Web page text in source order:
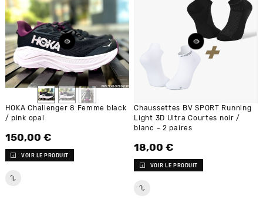
HOKA Challenger 8 Femme black
/ pink opal
Prix
150,00 €
VOIR LE PRODUIT
Chaussettes BV SPORT Running
Light 3D Ultra Courtes noir /
blanc - 2 paires
Prix
18,00 €
VOIR LE PRODUIT